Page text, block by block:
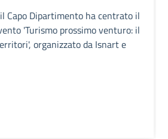
Capo Dipartimento ha centrato il
'Turismo prossimo venturo: il
organizzato da Isnart e